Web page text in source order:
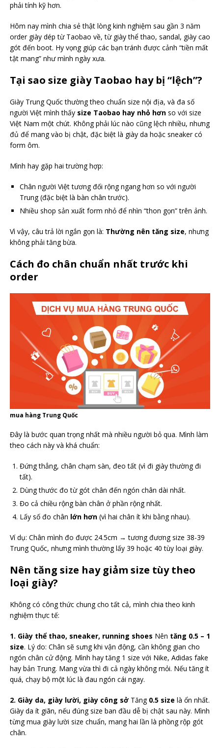
phải tính kỹ hơn.
Hôm nay mình chia sẻ thật lòng kinh nghiệm sau gần 3 năm
order giày dép từ Taobao về, từ giày thể thao, sandal, giày cao
gót đến boot. Hy vọng giúp các bạn tránh được cảnh “tiền mất
tật mang” như mình ngày xưa.
Tại sao size giày Taobao hay bị “lệch”?
Giày Trung Quốc thường theo chuẩn size nội địa, và đa số
người Việt mình thấy size Taobao hay nhỏ hơn so với size
Việt Nam một chút. Không phải lúc nào cũng lệch nhiều, nhưng
đủ để mang vào bị chật, đặc biệt là giày da hoặc sneaker có
form ôm.
Mình hay gặp hai trường hợp:
Chân người Việt tương đối rộng ngang hơn so với người
Trung (đặc biệt là bàn chân trước).
Nhiều shop sản xuất form nhỏ để nhìn “thon gọn” trên ảnh.
Vì vậy, câu trả lời ngắn gọn là: Thường nên tăng size, nhưng
không phải tăng bừa.
Cách đo chân chuẩn nhất trước khi
order
mua hàng Trung Quốc
Đây là bước quan trọng nhất mà nhiều người bỏ qua. Mình làm
theo cách này và khá chuẩn:
Đứng thẳng, chân chạm sàn, đeo tất (vì đi giày thường đi
tất).
Dùng thước đo từ gót chân đến ngón chân dài nhất.
Đo cả chiều rộng bàn chân ở phần rộng nhất.
Lấy số đo chân lớn hơn (vì hai chân ít khi bằng nhau).
Ví dụ: Chân mình đo được 24.5cm → tương đương size 38-39
Trung Quốc, nhưng mình thường lấy 39 hoặc 40 tùy loại giày.
Nên tăng size hay giảm size tùy theo
loại giày?
Không có công thức chung cho tất cả, mình chia theo kinh
nghiệm thực tế:
1. Giày thể thao, sneaker, running shoes Nên tăng 0.5 – 1
size. Lý do: Chân sẽ sưng khi vận động, cần không gian cho
ngón chân cử động. Mình hay tăng 1 size với Nike, Adidas fake
hay bản Trung. Mang vừa thì đi cả ngày không mỏi. Nếu tăng ít
quá, chạy bộ một lúc là đau ngón cái ngay.
2. Giày da, giày lười, giày công sở Tăng 0.5 size là ổn nhất.
Giày da ít giãn, nếu đúng size ban đầu dễ bị chật sau này. Mình
từng mua giày lười size chuẩn, mang hai lần là phồng rộp gót
chân.